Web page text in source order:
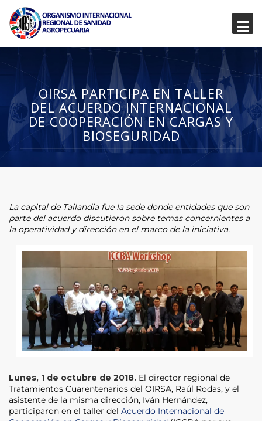
OIRSA PARTICIPA EN TALLER
DEL ACUERDO INTERNACIONAL
DE COOPERACIÓN EN CARGAS Y
BIOSEGURIDAD
La capital de Tailandia fue la sede donde entidades que son
parte del acuerdo discutieron sobre temas concernientes a
la operatividad y dirección en el marco de la iniciativa.
Lunes, 1 de octubre de 2018. El director regional de
Tratamientos Cuarentenarios del OIRSA, Raúl Rodas, y el
asistente de la misma dirección, Iván Hernández,
participaron en el taller del Acuerdo Internacional de